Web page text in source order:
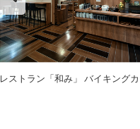
レストラン「和み」 バイキング